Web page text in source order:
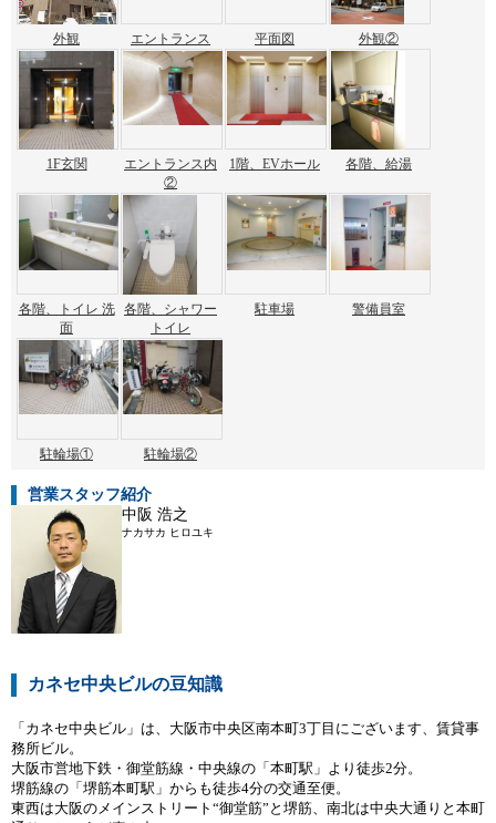
外観 エントランス 平面図 外観②
1F玄関
エントランス内
②
1階、EVホール 各階、給湯
各階、トイレ 洗
面
各階、シャワー
トイレ
駐車場 警備員室
駐輪場① 駐輪場②
営業スタッフ紹介
中阪 浩之
ナカサカ ヒロユキ
カネセ中央ビルの豆知識
「カネセ中央ビル」は、大阪市中央区南本町3丁目にございます、賃貸事
務所ビル。
大阪市営地下鉄・御堂筋線・中央線の「本町駅」より徒歩2分。
堺筋線の「堺筋本町駅」からも徒歩4分の交通至便。
東西は大阪のメインストリート“御堂筋”と堺筋、南北は中央大通りと本町